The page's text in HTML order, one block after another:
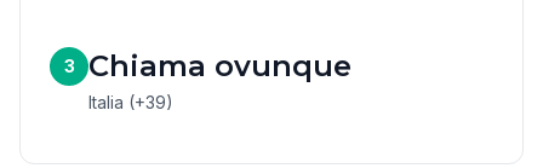
3 Chiama ovunque
Italia (+39)